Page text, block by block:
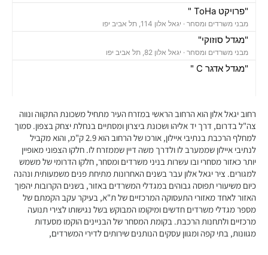
"פרויקט ToHa "
מבני משרדים ומסחר · יגאל אלון 114, תל אביב יפו
"מגדל סוזוקי"
מבני משרדים ומסחר · יגאל אלון 82, תל אביב יפו
"מגדל אדגר C "
מבני משרדים ומסחר ·יגאל אלון 96, תל אביב יפו
"מגדל טויוטה"
מבני משרדים ומסחר · יגאל אלון 65, תל אביב יפו
"בית אנגל"
מבני משרדים ומסחר ·יגאל אלון 88, תל אביב יפו
"בית אשדר 2000"
מבני משרדים ומסחר ·יגאל אלון 57, תל אביב יפו
"בית קנדה"
מבני משרדים ומסחר ·נירים 1-3, תל אביב יפו
"פנינת איילון"
רחוב יגאל אלון הוא הרחוב הראשי במזרח העיר מתחיל משכונת התקווה ונווה
צה"ל בדרום, דרך יד אליהו ושכונת ביצרון ומסתיים בנחלת יצחק בצפון. סמוך
למחלף הרכבת בנתיבי איילון, אורכו של הרחוב הוא 2.9 ק"מ, והוא מקביל
לנתיבי איילון שממערב לו ולדרך משה דיין שממזרח לו. חלקו הצפוני מאופיין
יותר כאזור מסחרי ובו עשרות בניני משרדים ומסחר, חלקו הדרומי של משמש
למגורים. ציר יגאל אלון עבר בשנים האחרונות מתיחת פנים משמעותית ונהנה
כיום משיעורי תפוסה גבוהים במגדלי המשרדים באזור, בשנים הקרובות יהפוך
האזור לאחד מאזורי התעסוקה המרכזיים של ת"א, בעיקר עקב הקמתם של
מספר מגדלי משרדים חדשים ומיקומו המבוקש בשל נגישותו לצירי תנועה
מרכזיים ולתחנות הרכבת. בקומת המסחר של הבניינים הוקמו מסעדות
מגוונות, בתי קפה ומגוון עסקים הנותנים שירותים לדירי המשרדים,